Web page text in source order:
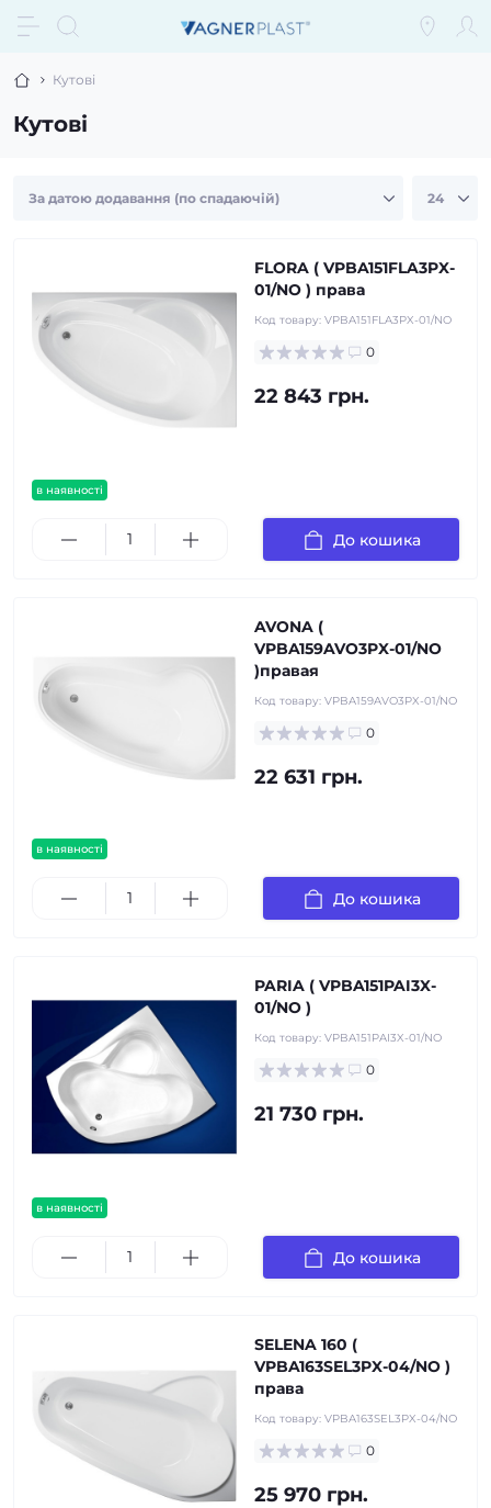
Кутові
Кутові
в наявності
FLORA ( VPBA151FLA3PX-
01/NO ) права
Код товару: VPBA151FLA3PX-01/NO
0
22 843 грн.
До кошика
в наявності
AVONA (
VPBA159AVO3PX-01/NO
)правая
Код товару: VPBA159AVO3PX-01/NO
0
22 631 грн.
До кошика
в наявності
PARIA ( VPBA151PAI3X-
01/NO )
Код товару: VPBA151PAI3X-01/NO
0
21 730 грн.
До кошика
SELENA 160 (
VPBA163SEL3PX-04/NO )
права
Код товару: VPBA163SEL3PX-04/NO
0
25 970 грн.